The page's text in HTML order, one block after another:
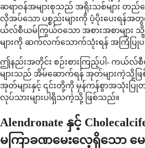
ဆရာဝန်အများစုသည် အရိုးသစ်များ
လိုအပ်သော ပစ္စည်းများကို ပံ့ပိုးပေးရ
ယ်လ်စီယမ်ကြွယ်ဝသော အစားအစာများ
များကို ဆက်လက်သောက်သုံးရန် အကြံပြု
ဤနည်းအတိုင်း စဉ်းစားကြည့်ပါ- ကယ်လ်
များသည် အိမ်ဆောက်ရန် အုတ်များကဲ့သို့ဖ
အုတ်များနှင့် ၎င်းတို့ကို မှန်ကန်စွာအသုံးပြု
လုပ်သားများပါရှိသကဲ့သို့ ဖြစ်သည်။
Alendronate နှင့်
မကြာခဏမေးလေ့ရှိသော မေး